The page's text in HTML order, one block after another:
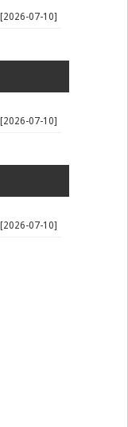
[2026-07-10]
[2026-07-10]
[2026-07-10]